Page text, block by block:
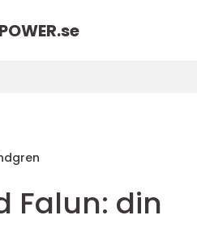
se
Falun: din